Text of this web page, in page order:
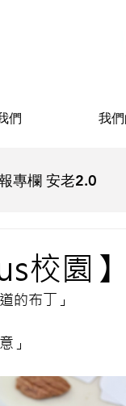
們 我們
專欄 安老2.0
校園
的布丁」
」